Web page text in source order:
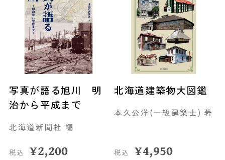
写真が語る旭川 明
治から平成まで
北海道新聞社 編
税込 ¥2,200
北海道建築物大図鑑
本久公洋(一級建築士) 著
税込 ¥4,950